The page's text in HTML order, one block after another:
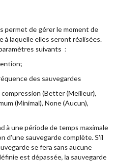
permet de gérer le moment de
laquelle elles seront réalisées.
suivants :
des sauvegardes
(Better (Meilleur),
(Minimal), None (Aucun),
à une période de temps maximale
d'une sauvegarde complète. S'il
se fera sans aucune
est dépassée, la sauvegarde